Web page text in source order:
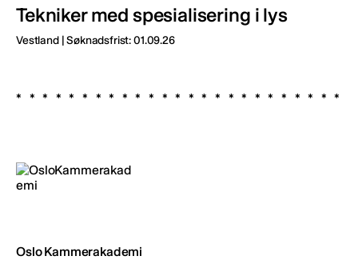
Tekniker med spesialisering i lys
Vestland | Søknadsfrist: 01.09.26
Oslo Kammerakademi